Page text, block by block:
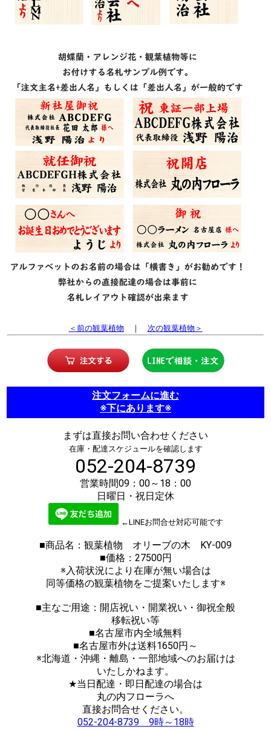
＜前の観葉植物 ｜ 次の観葉植物＞
注文フォームに進む
※下にあります※
まずは直接お問い合わせください
在庫・配達スケジュールを確認します
052-204-8739
営業時間09：00～18：00
日曜日・祝日定休
←LINEお問合せ対応可能です
■商品名：観葉植物 オリーブの木 KY-009
■価格：27500円
※入荷状況により在庫が無い場合は
同等価格の観葉植物をご提案いたします※
■主なご用途：開店祝い・開業祝い・御祝全般
移転祝い等
■名古屋市内全域無料
■名古屋市外は送料1650円～
※北海道・沖縄・離島・一部地域へのお届けは
いたしかねます。
★当日配達・即日配達の場合は
丸の内フローラへ
直接お問合せください。
052-204-8739 9時～18時